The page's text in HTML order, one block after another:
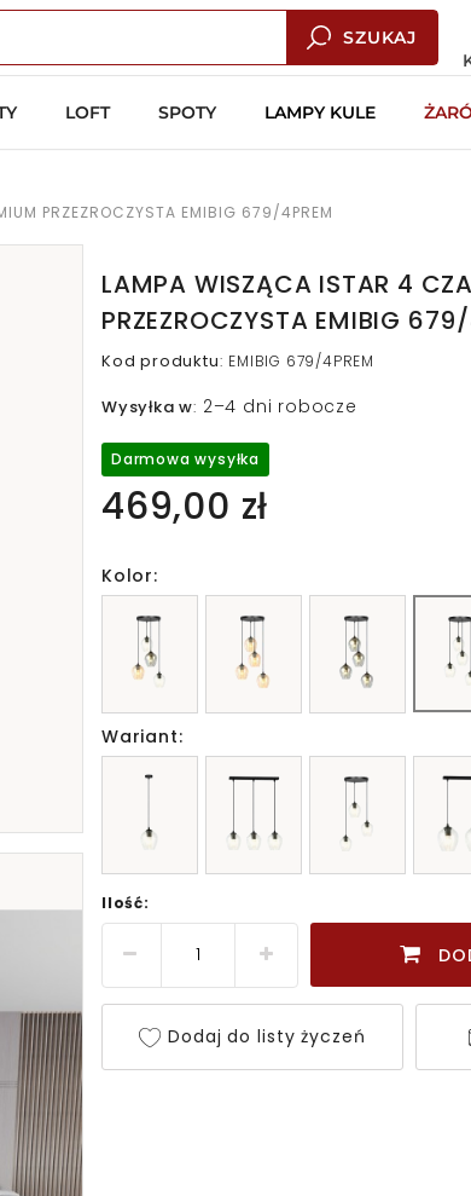
SZUKAJ
LOFT SPOTY LAMPY KULE
PRZEZROCZYSTA EMIBIG 679/4PREM
LAMPA WISZĄCA ISTAR 4
PRZEZROCZYSTA EMIBIG
Kod produktu: EMIBIG 679/4PREM
Wysyłka w: 2–4 dni robocze
Darmowa wysyłka
469,00 zł
Kolor:
Wariant:
Ilość:
Dodaj do listy życzeń